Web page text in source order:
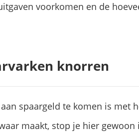
voorkomen en de
knorren
spaargeld te komen is met
maakt, stop je hier